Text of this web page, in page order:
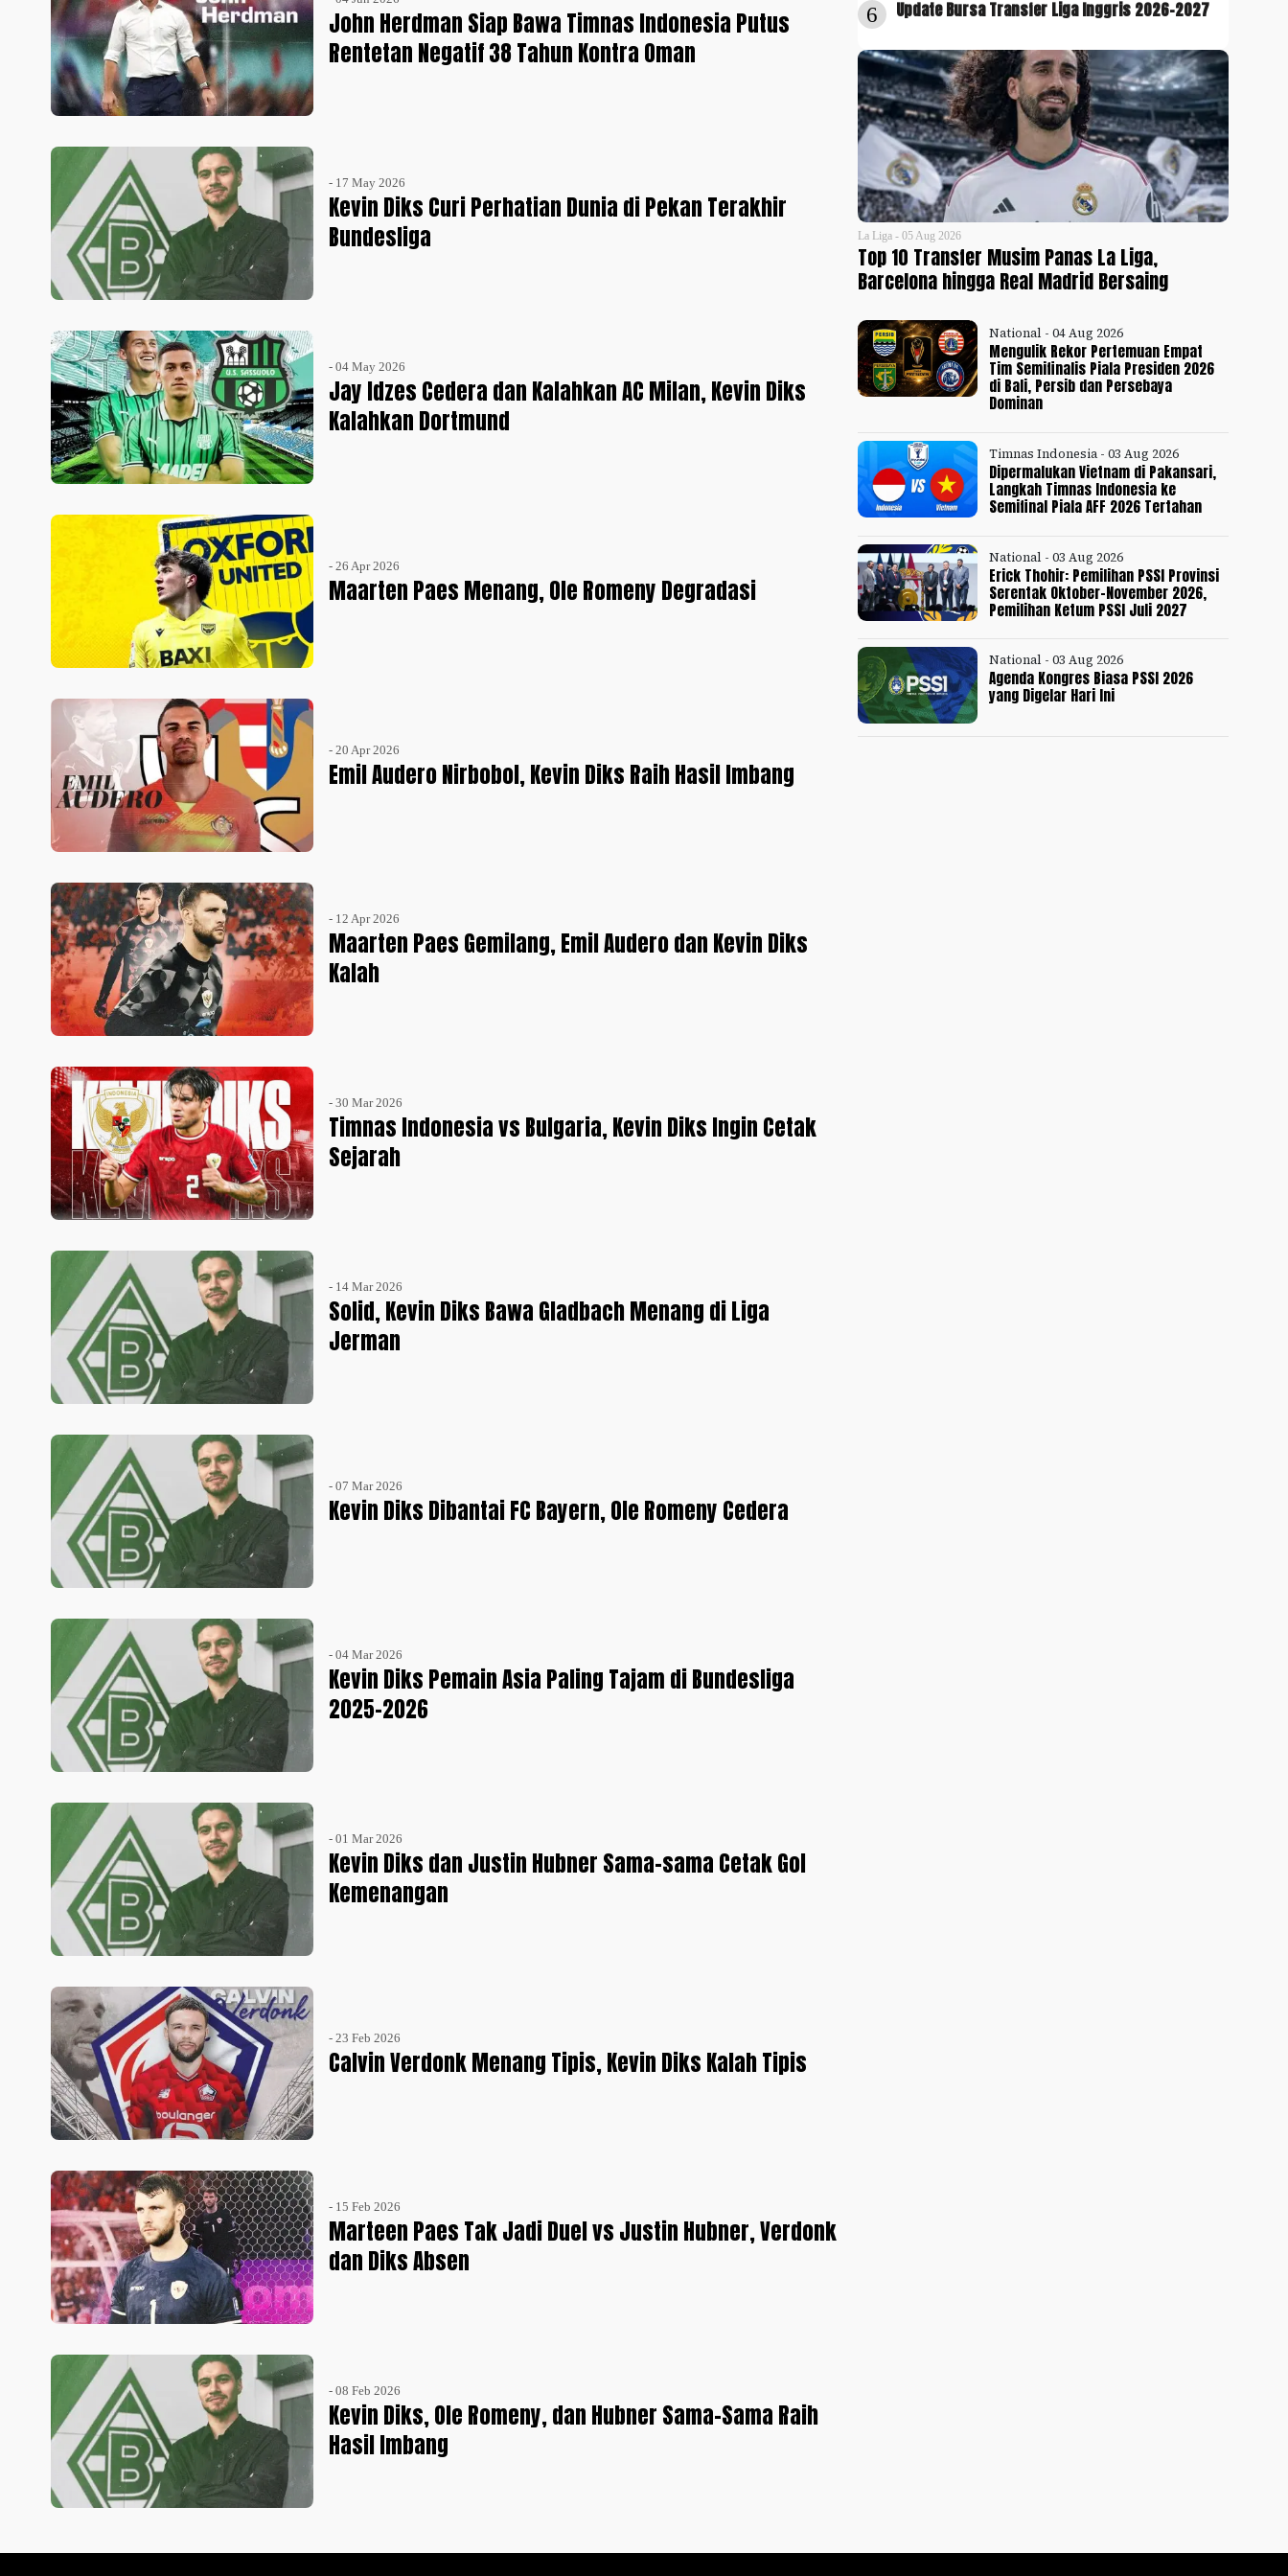
John Herdman Siap Bawa Timnas Indonesia Putus
Rentetan Negatif 38 Tahun Kontra Oman
- 17 May 2026
Kevin Diks Curi Perhatian Dunia di Pekan Terakhir
Bundesliga
- 04 May 2026
Jay Idzes Cedera dan Kalahkan AC Milan, Kevin Diks
Kalahkan Dortmund
- 26 Apr 2026
Maarten Paes Menang, Ole Romeny Degradasi
- 20 Apr 2026
Emil Audero Nirbobol, Kevin Diks Raih Hasil Imbang
- 12 Apr 2026
Maarten Paes Gemilang, Emil Audero dan Kevin Diks
Kalah
- 30 Mar 2026
Timnas Indonesia vs Bulgaria, Kevin Diks Ingin Cetak
Sejarah
- 14 Mar 2026
Solid, Kevin Diks Bawa Gladbach Menang di Liga
Jerman
- 07 Mar 2026
Kevin Diks Dibantai FC Bayern, Ole Romeny Cedera
- 04 Mar 2026
Kevin Diks Pemain Asia Paling Tajam di Bundesliga
2025-2026
- 01 Mar 2026
Kevin Diks dan Justin Hubner Sama-sama Cetak Gol
Kemenangan
- 23 Feb 2026
Calvin Verdonk Menang Tipis, Kevin Diks Kalah Tipis
- 15 Feb 2026
Marteen Paes Tak Jadi Duel vs Justin Hubner, Verdonk
dan Diks Absen
- 08 Feb 2026
Kevin Diks, Ole Romeny, dan Hubner Sama-Sama Raih
Hasil Imbang
6 Update Bursa Transfer Liga Inggris 2026-2027
La Liga - 05 Aug 2026
Top 10 Transfer Musim Panas La Liga,
Barcelona hingga Real Madrid Bersaing
National - 04 Aug 2026
Mengulik Rekor Pertemuan Empat
Tim Semifinalis Piala Presiden 2026
di Bali, Persib dan Persebaya
Dominan
Timnas Indonesia - 03 Aug 2026
Dipermalukan Vietnam di Pakansari,
Langkah Timnas Indonesia ke
Semifinal Piala AFF 2026 Tertahan
National - 03 Aug 2026
Erick Thohir: Pemilihan PSSI Provinsi
Serentak Oktober-November 2026,
Pemilihan Ketum PSSI Juli 2027
National - 03 Aug 2026
Agenda Kongres Biasa PSSI 2026
yang Digelar Hari Ini